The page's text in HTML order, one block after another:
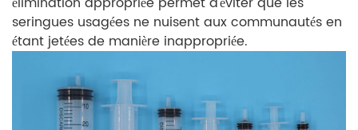
seringues usagées ne nuisent aux communautés en
étant jetées de manière inappropriée.